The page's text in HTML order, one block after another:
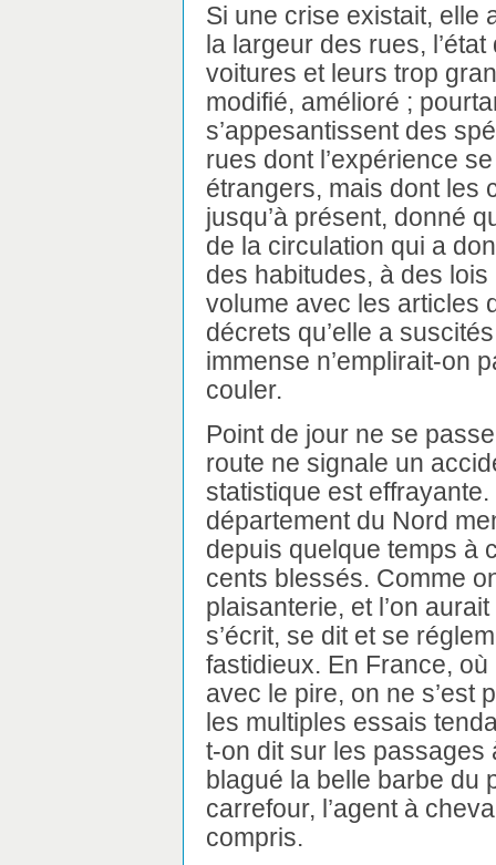
Si une crise existait, elle
la largeur des rues,
voitures et leurs trop
modifié, amélioré ;
s’appesantissent des
rues dont l’expérience
étrangers, mais dont les
jusqu’à présent, donné
de la circulation qui a
des habitudes, à des
volume avec les articles
décrets qu’elle a
immense n’emplirait-on
couler.
Point de jour ne se
route ne signale un
statistique est
département du Nord
depuis quelque temps à
cents blessés. Comme
plaisanterie, et l’on
s’écrit, se dit et se
fastidieux. En France,
avec le pire, on ne s’est
les multiples essais
t-on dit sur les
blagué la belle barbe du
carrefour, l’agent à
compris.